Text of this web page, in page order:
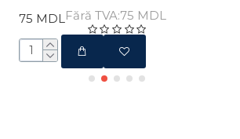
75 MDL Fără TVA:75 MDL